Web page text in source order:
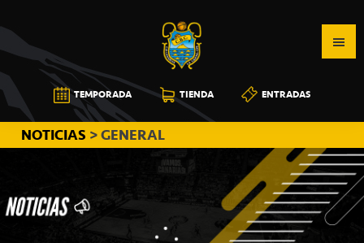
a
la
navegación
principal
al
contenido
principal
a
la
barra
lateral
principal
CB
CANARIAS
TEMPORADA TIENDA ENTRADAS
NOTICIAS > GENERAL